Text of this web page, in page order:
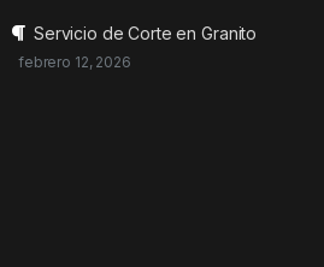
Servicio de Corte en Granito
febrero 12, 2026